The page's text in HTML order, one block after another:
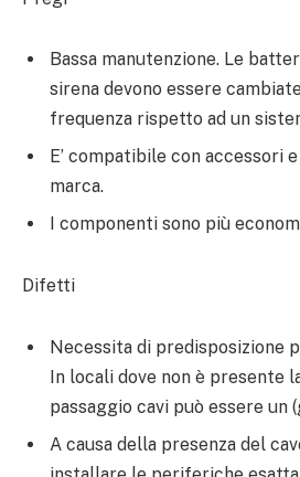
Bassa manutenzione. Le
sirena devono essere
frequenza rispetto ad un
E’ compatibile con accessori
marca.
I componenti sono più
Difetti
Necessita di predisposizione
In locali dove non è presente
passaggio cavi può essere un
A causa della presenza del